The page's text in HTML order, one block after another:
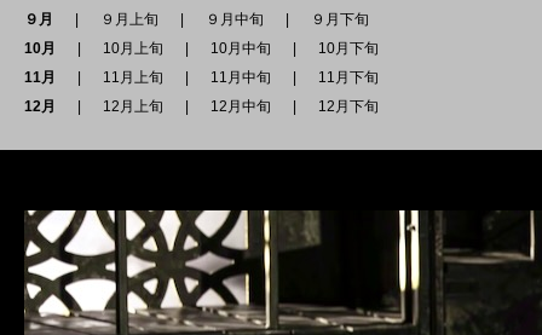
９月
９月上旬 ９月中旬
９月下旬
10月
10月上旬 10月中旬
10月下旬
11月
11月上旬 11月中旬
11月下旬
12月
12月上旬 12月中旬 12月下旬